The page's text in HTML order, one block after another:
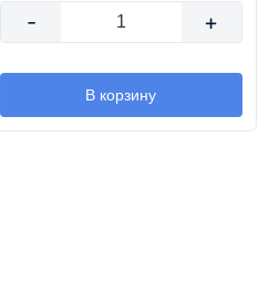
- +
В корзину